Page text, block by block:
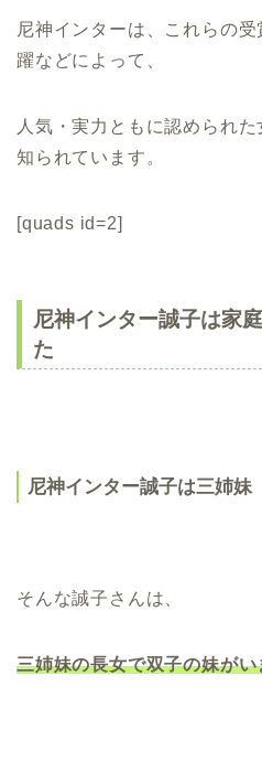
尼神インターは、これらの
躍などによって、
人気・実力ともに認められ
知られています。
[quads id=2]
尼神インター誠子は家
た
尼神インター誠子は三姉妹
そんな誠子さんは、
三姉妹の長女で双子の妹がい